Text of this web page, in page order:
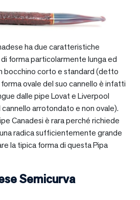
ha due caratteristiche
forma particolarmente lunga ed
bocchino corto e standard (detto
ovale del suo cannello è infatti
dalle pipe Lovat e Liverpool
arrotondato e non ovale).
Canadesi è rara perché richiede
radica sufficientemente grande
la tipica forma di questa Pipa
Semicurva